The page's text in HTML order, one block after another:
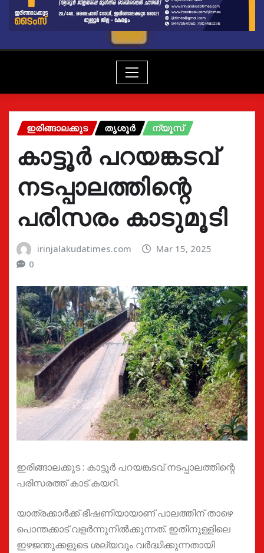
ഇരിങ്ങാലക്കുട തൃശൂർ ന്യൂസ്
കാട്ടൂര്‍ പറയങ്കടവ്
നടപ്പാലത്തിന്റെ
പരിസരം കാടുമൂടി
irinjalakudatimes.com
Mar 15, 2025
0
ഇരിങ്ങാലക്കുട : കാട്ടൂര്‍ പറയങ്കടവ് നടപ്പാലത്തിന്റെ
പരിസരത്ത് കാട് കയറി.
യാത്രക്കാർക്ക് ഭീഷണിയായാണ് പാലത്തിന് താഴെ
പൊന്തക്കാട് വളർന്നുനിൽക്കുന്നത്. ഇതിനുള്ളിലെ
ഇഴജന്തുക്കളുടെ ശല്യവും വർദ്ധിക്കുന്നതായി